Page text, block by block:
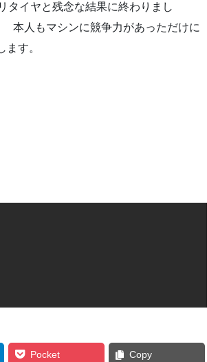
タイヤと残念な結果に終わりまし
があっただけに
す。
Pocket Copy